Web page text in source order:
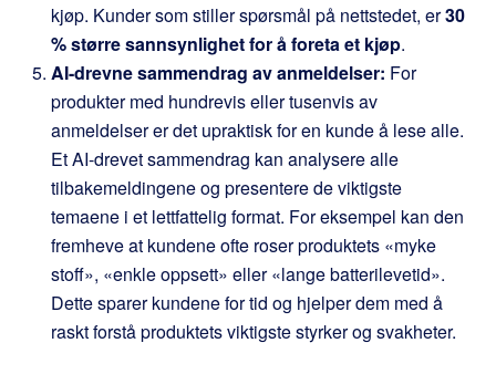
kjøp. Kunder som stiller spørsmål på nettstedet, er30
% større sannsynlighet for å foreta et kjøp.
AI-drevne sammendrag av anmeldelser: For
produkter med hundrevis eller tusenvis av
anmeldelser er det upraktisk for en kunde å lese alle.
Et AI-drevet sammendrag kan analysere alle
tilbakemeldingene og presentere de viktigste
temaene i et lettfattelig format. For eksempel kan den
fremheve at kundene ofte roser produktets «myke
stoff», «enkle oppsett» eller «lange batterilevetid».
Dette sparer kundene for tid og hjelper dem med å
raskt forstå produktets viktigste styrker og svakheter.